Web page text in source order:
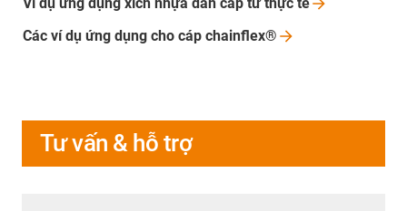
Các ví dụ ứng dụng cho cáp chainflex®
Tư vấn & hỗ trợ